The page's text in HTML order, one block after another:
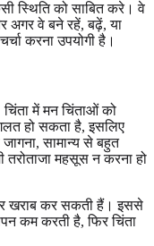
स्थिति को साबित करे। वे
अगर वे बने रहें, बढ़ें, या
करना उपयोगी है।
में मन चिंताओं को
गलत हो सकता है, इसलिए
सामान्य से बहुत
तरोताजा महसूस न करना हो
खराब कर सकती हैं। इससे
कम करती है, फिर चिंता